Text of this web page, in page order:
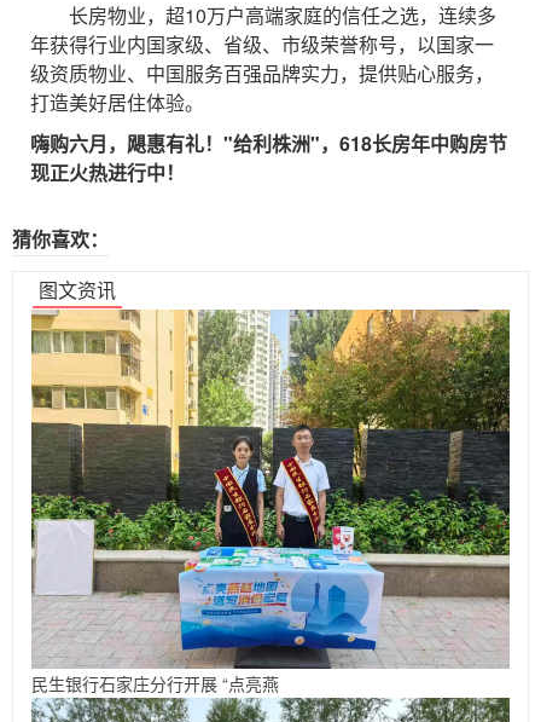
长房物业，超10万户高端家庭的信任之选，连续多
年获得行业内国家级、省级、市级荣誉称号，以国家一
级资质物业、中国服务百强品牌实力，提供贴心服务，
打造美好居住体验。
嗨购六月，飓惠有礼！"给利株洲"，618长房年中购房节
现正火热进行中！
猜你喜欢：
图文资讯
民生银行石家庄分行开展 “点亮燕